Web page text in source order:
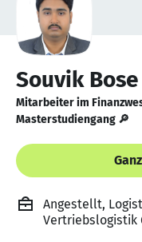
Souvik Bose
Mitarbeiter im
Masterstudiengang 🔎
Angestellt,
Vertriebslogistik